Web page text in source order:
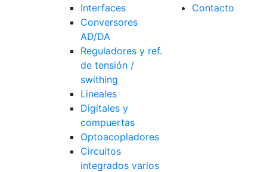
Interfaces
Conversores
AD/DA
Reguladores y ref.
de tensión /
swithing
Lineales
Digitales y
compuertas
Optoacopladores
Circuitos
integrados varios
Contacto